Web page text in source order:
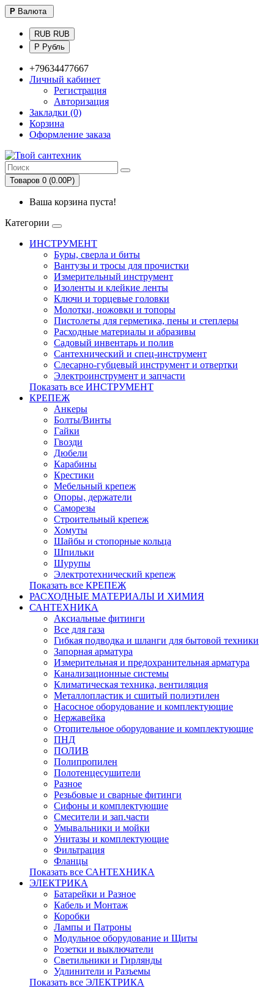
Р Валюта
RUB RUB
Р Рубль
+79634477667
Личный кабинет
Регистрация
Авторизация
Закладки (0)
Корзина
Оформление заказа
Товаров 0 (0.00Р)
Ваша корзина пуста!
Категории
ИНСТРУМЕНТ
Буры, сверла и биты
Вантузы и тросы для прочистки
Измерительный инструмент
Изоленты и клейкие ленты
Ключи и торцевые головки
Молотки, ножовки и топоры
Пистолеты для герметика, пены и степлеры
Расходные материалы и абразивы
Садовый инвентарь и полив
Сантехнический и спец-инструмент
Слесарно-губцевый инструмент и отвертки
Электроинструмент и запчасти
Показать все ИНСТРУМЕНТ
КРЕПЕЖ
Анкеры
Болты/Винты
Гайки
Гвозди
Дюбели
Карабины
Крестики
Мебельный крепеж
Опоры, держатели
Саморезы
Строительный крепеж
Хомуты
Шайбы и стопорные кольца
Шпильки
Шурупы
Электротехнический крепеж
Показать все КРЕПЕЖ
РАСХОДНЫЕ МАТЕРИАЛЫ И ХИМИЯ
САНТЕХНИКА
Аксиальные фитинги
Все для газа
Гибкая подводка и шланги для бытовой техники
Запорная арматура
Измерительная и предохранительная арматура
Канализационные системы
Климатическая техника, вентиляция
Металлопластик и сшитый полиэтилен
Насосное оборудование и комплектующие
Нержавейка
Отопительное оборудование и комплектующие
ПНД
ПОЛИВ
Полипропилен
Полотенцесушители
Разное
Резьбовые и сварные фитинги
Сифоны и комплектующие
Смесители и зап.части
Умывальники и мойки
Унитазы и комплектующие
Фильтрация
Фланцы
Показать все САНТЕХНИКА
ЭЛЕКТРИКА
Батарейки и Разное
Кабель и Монтаж
Коробки
Лампы и Патроны
Модульное оборудование и Щиты
Розетки и выключатели
Светильники и Гирлянды
Удлинители и Разъемы
Показать все ЭЛЕКТРИКА